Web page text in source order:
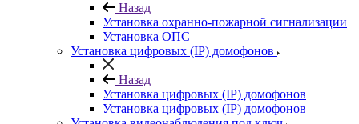
Назад
Установка охранно-пожарной сигнализации
Установка ОПС
Установка цифровых (IP) домофонов
Назад
Установка цифровых (IP) домофонов
Установка цифровых (IP) домофонов